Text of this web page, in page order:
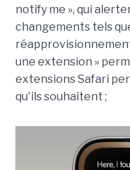
notify me », qui
changements tels
une extension »
extensions Safari
qu'ils souhaitent ;